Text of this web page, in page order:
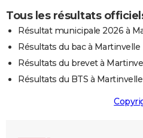
Tous les résultats
Résultat municipale 2026 à
Résultats du bac à Martinvelle
Résultats du brevet à
Résultats du BTS à Martinvelle